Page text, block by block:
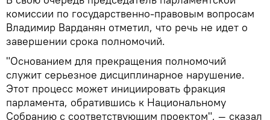
комиссии по государственно-правовым вопросам
Владимир Варданян отметил, что речь не идет о
завершении срока полномочий.
"Основанием для прекращения полномочий
служит серьезное дисциплинарное нарушение.
Этот процесс может инициировать фракция
парламента, обратившись к Национальному
Собранию с соответствующим проектом", — сказал